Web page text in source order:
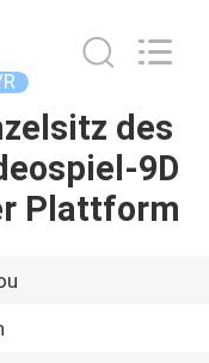
des
9D
Plattform